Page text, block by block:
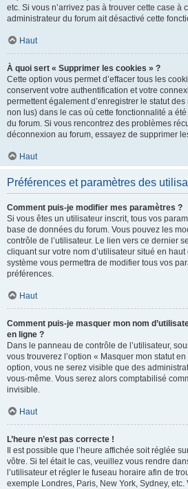
etc. Si vous n’arrivez pas à trouver cette case à
administrateur du forum ait désactivé cette
Haut
À quoi sert « Supprimer les cookies » ?
Cette option vous permet d’effacer tous les
conservent votre authentification et votre
permettent également d’enregistrer le statut des
non lus) dans le cas où cette fonctionnalité a
du forum. Si vous rencontrez des problèmes
déconnexion au forum, essayez de supprimer
Haut
Préférences et paramètres des
Comment puis-je modifier mes paramètres ?
Si vous êtes un utilisateur inscrit, tous vos
base de données du forum. Vous pouvez les
contrôle de l’utilisateur. Le lien vers ce dernier
cliquant sur votre nom d’utilisateur situé en
système vous permettra de modifier tous vos
préférences.
Haut
Comment puis-je masquer mon nom
en ligne ?
Dans le panneau de contrôle de l’utilisateur,
vous trouverez l’option « Masquer mon statut
option, vous ne serez visible que des
vous-même. Vous serez alors comptabilisé
invisible.
Haut
L’heure n’est pas correcte !
Il est possible que l’heure affichée soit réglée
vôtre. Si tel était le cas, veuillez vous rendre
l’utilisateur et régler le fuseau horaire afin de
exemple Londres, Paris, New York, Sydney,